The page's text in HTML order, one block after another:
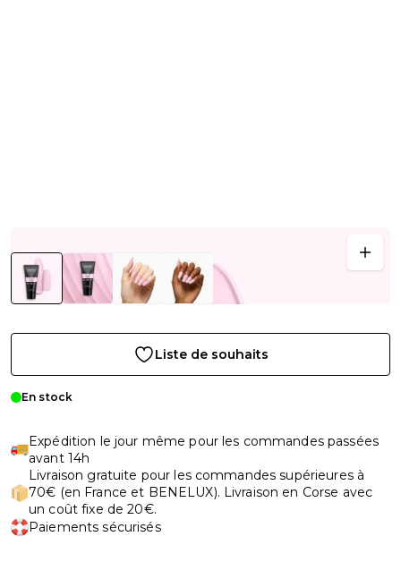
Liste de souhaits
En stock
Expédition le jour même pour les commandes passées
avant 14h
Livraison gratuite pour les commandes supérieures à
70€ (en France et BENELUX). Livraison en Corse avec
un coût fixe de 20€.
Paiements sécurisés